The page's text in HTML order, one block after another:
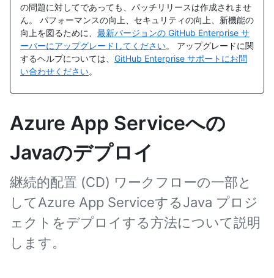
の問題に対してであっても、パッチリリースは作成されませ
ん。 パフォーマンスの向上、セキュリティの向上、新機能の
向上を図るために、 最新バージョンの GitHub Enterprise サ
ーバーにアップグレードしてください。 アップグレードに関
するヘルプについては、 GitHub Enterprise サポートにお問
い合わせください。
Azure App Serviceへの
Javaのデプロイ
継続的配置 (CD) ワークフローの一部と
してAzure App ServiceするJava プロジ
ェクトをデプロイする方法について説明
します。